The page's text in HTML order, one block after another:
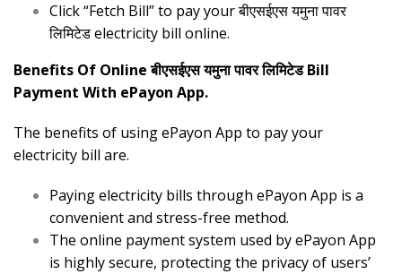
Click “Fetch Bill” to pay your बीएसईएस यमुना पावर
लिमिटेड electricity bill online.
Benefits Of Online बीएसईएस यमुना पावर लिमिटेड Bill
Payment With ePayon App.
The benefits of using ePayon App to pay your
electricity bill are.
Paying electricity bills through ePayon App is a
convenient and stress-free method.
The online payment system used by ePayon App
is highly secure, protecting the privacy of users’